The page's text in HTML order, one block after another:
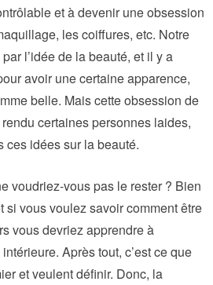
et à devenir une obsession
les coiffures, etc. Notre
l’idée de la beauté, et il y a
avoir une certaine apparence,
belle. Mais cette obsession de
certaines personnes laides,
ces idées sur la beauté.
voudriez-vous pas le rester ? Bien
si vous voulez savoir comment être
vous devriez apprendre à
Après tout, c’est ce que
et veulent définir. Donc, la